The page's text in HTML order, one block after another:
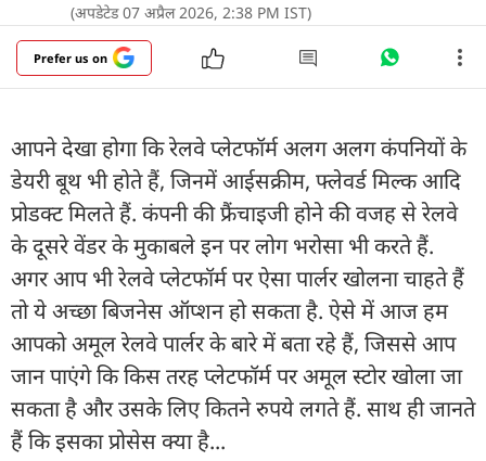
(अपडेटेड 07 अप्रैल 2026, 2:38 PM IST)
Prefer us on
आपने देखा होगा कि रेलवे प्लेटफॉर्म अलग अलग कंपनियों के
डेयरी बूथ भी होते हैं, जिनमें आईसक्रीम, फ्लेवर्ड मिल्क आदि
प्रोडक्ट मिलते हैं. कंपनी की फ्रैंचाइजी होने की वजह से रेलवे
के दूसरे वेंडर के मुकाबले इन पर लोग भरोसा भी करते हैं.
अगर आप भी रेलवे प्लेटफॉर्म पर ऐसा पार्लर खोलना चाहते हैं
तो ये अच्छा बिजनेस ऑप्शन हो सकता है. ऐसे में आज हम
आपको अमूल रेलवे पार्लर के बारे में बता रहे हैं, जिससे आप
जान पाएंगे कि किस तरह प्लेटफॉर्म पर अमूल स्टोर खोला जा
सकता है और उसके लिए कितने रुपये लगते हैं. साथ ही जानते
हैं कि इसका प्रोसेस क्या है...